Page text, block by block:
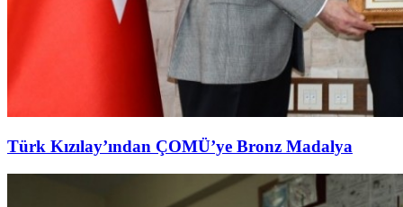
Türk Kızılay’ından ÇOMÜ’ye Bronz Madalya